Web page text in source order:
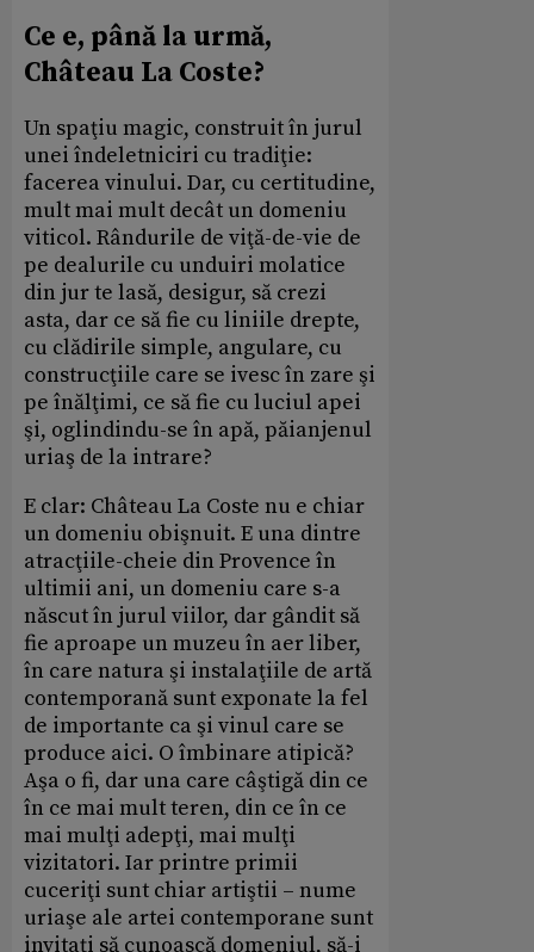
Ce e, până la urmă,
Château La Coste?
Un spaţiu magic, construit în jurul
unei îndeletniciri cu tradiţie:
facerea vinului. Dar, cu certitudine,
mult mai mult decât un domeniu
viticol. Rândurile de viţă-de-vie de
pe dealurile cu unduiri molatice
din jur te lasă, desigur, să crezi
asta, dar ce să fie cu liniile drepte,
cu clădirile simple, angulare, cu
construcţiile care se ivesc în zare şi
pe înălţimi, ce să fie cu luciul apei
şi, oglindindu-se în apă, păianjenul
uriaş de la intrare?
E clar: Château La Coste nu e chiar
un domeniu obişnuit. E una dintre
atracţiile-cheie din Provence în
ultimii ani, un domeniu care s-a
născut în jurul viilor, dar gândit să
fie aproape un muzeu în aer liber,
în care natura şi instalaţiile de artă
contemporană sunt exponate la fel
de importante ca şi vinul care se
produce aici. O îmbinare atipică?
Aşa o fi, dar una care câştigă din ce
în ce mai mult teren, din ce în ce
mai mulţi adepţi, mai mulţi
vizitatori. Iar printre primii
cuceriţi sunt chiar artiştii – nume
uriaşe ale artei contemporane sunt
invitaţi să cunoască domeniul, să-i